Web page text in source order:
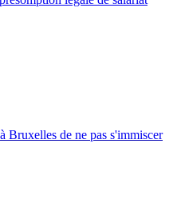
de ne pas s'immiscer